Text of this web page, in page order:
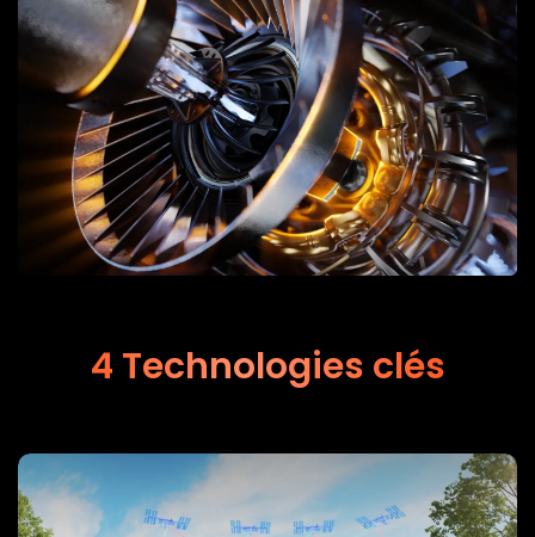
4 Technologies clés